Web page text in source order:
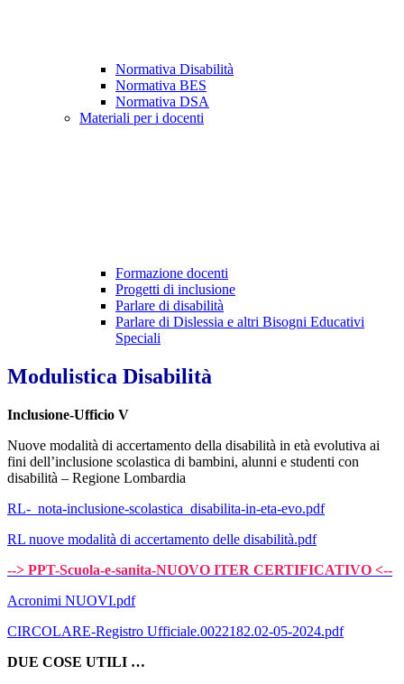
Normativa Disabilità
Normativa BES
Normativa DSA
Materiali per i docenti
Formazione docenti
Progetti di inclusione
Parlare di disabilità
Parlare di Dislessia e altri Bisogni Educativi
Speciali
Modulistica Disabilità
Inclusione-Ufficio V
Nuove modalità di accertamento della disabilità in età evolutiva ai
fini dell’inclusione scolastica di bambini, alunni e studenti con
disabilità – Regione Lombardia
RL-_nota-inclusione-scolastica_disabilita-in-eta-evo.pdf
RL nuove modalità di accertamento delle disabilità.pdf
--> PPT-Scuola-e-sanita-NUOVO ITER CERTIFICATIVO <--
Acronimi NUOVI.pdf
CIRCOLARE-Registro Ufficiale.0022182.02-05-2024.pdf
DUE COSE UTILI …